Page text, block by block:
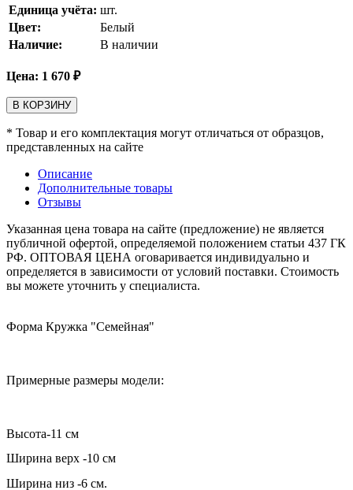
Единица учёта: шт.
Цвет:
Белый
Наличие:
В наличии
Цена: 1 670 ₽
В КОРЗИНУ
* Товар и его комплектация могут отличаться от образцов,
представленных на сайте
Описание
Дополнительные товары
Отзывы
Указанная цена товара на сайте (предложение) не является
публичной офертой, определяемой положением статьи 437 ГК
РФ. ОПТОВАЯ ЦЕНА оговаривается индивидуально и
определяется в зависимости от условий поставки. Стоимость
вы можете уточнить у специалиста.
Форма Кружка "Семейная"
Примерные размеры модели:
Высота-11 см
Ширина верх -10 см
Ширина низ -6 см.